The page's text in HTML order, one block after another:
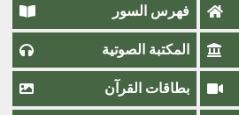
فهرس السور
المكتبة الصوتية
بطاقات القرآن